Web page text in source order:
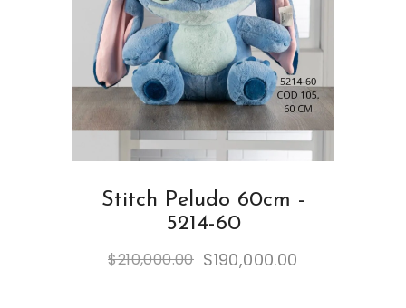
Stitch Peludo 60cm -
5214-60
$210,000.00 $190,000.00